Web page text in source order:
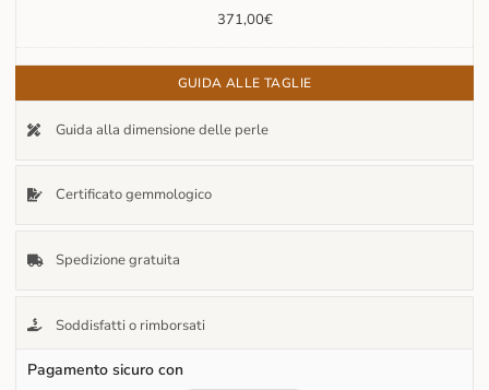
371,00€
GUIDA ALLE TAGLIE
Guida alla dimensione delle perle
Certificato gemmologico
Spedizione gratuita
Soddisfatti o rimborsati
Pagamento sicuro con